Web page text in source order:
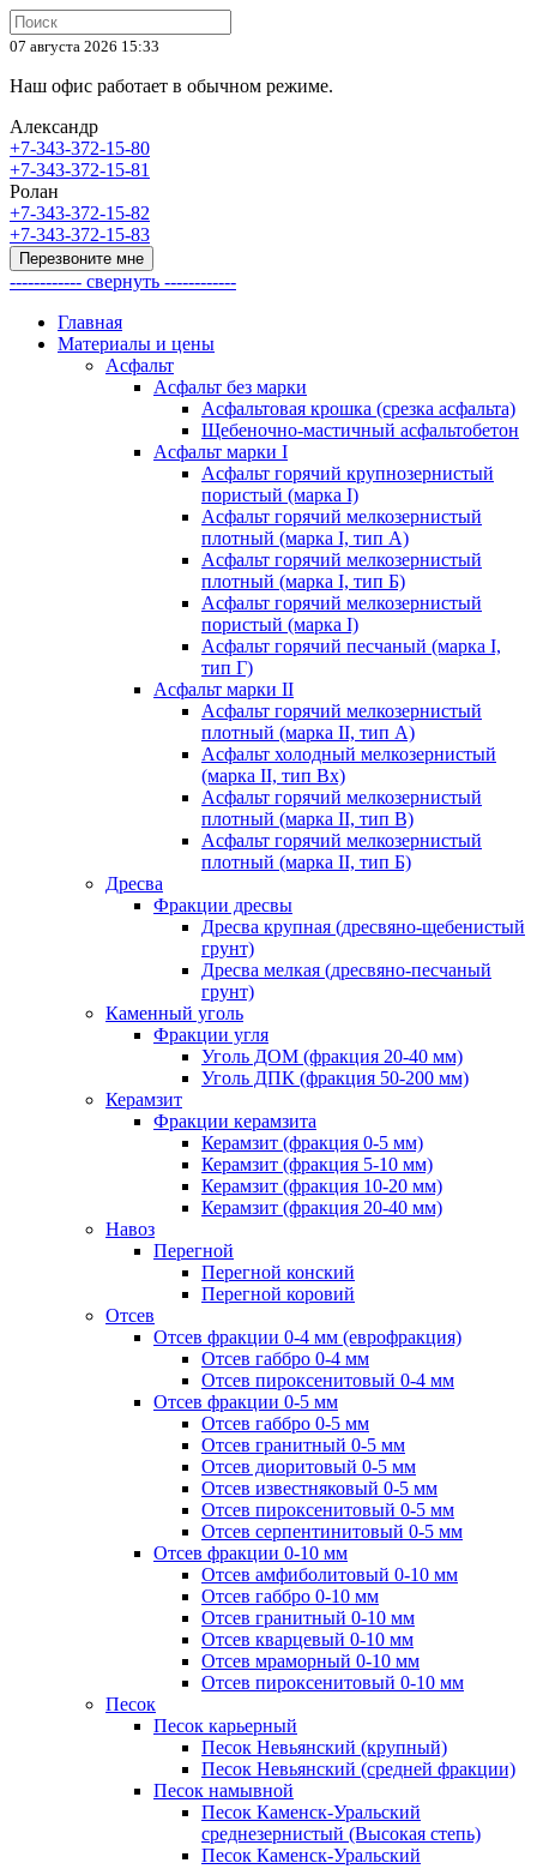
07 августа 2026 15:33
Наш офис работает в обычном режиме.
Александр
+7-343-372-15-80
+7-343-372-15-81
Ролан
+7-343-372-15-82
+7-343-372-15-83
Перезвоните мне
------------ свернуть ------------
Главная
Материалы и цены
Асфальт
Асфальт без марки
Асфальтовая крошка (срезка асфальта)
Щебеночно-мастичный асфальтобетон
Асфальт марки I
Асфальт горячий крупнозернистый
пористый (марка I)
Асфальт горячий мелкозернистый
плотный (марка I, тип А)
Асфальт горячий мелкозернистый
плотный (марка I, тип Б)
Асфальт горячий мелкозернистый
пористый (марка I)
Асфальт горячий песчаный (марка I,
тип Г)
Асфальт марки II
Асфальт горячий мелкозернистый
плотный (марка II, тип А)
Асфальт холодный мелкозернистый
(марка II, тип Вх)
Асфальт горячий мелкозернистый
плотный (марка II, тип В)
Асфальт горячий мелкозернистый
плотный (марка II, тип Б)
Дресва
Фракции дресвы
Дресва крупная (дресвяно-щебенистый
грунт)
Дресва мелкая (дресвяно-песчаный
грунт)
Каменный уголь
Фракции угля
Уголь ДОМ (фракция 20-40 мм)
Уголь ДПК (фракция 50-200 мм)
Керамзит
Фракции керамзита
Керамзит (фракция 0-5 мм)
Керамзит (фракция 5-10 мм)
Керамзит (фракция 10-20 мм)
Керамзит (фракция 20-40 мм)
Навоз
Перегной
Перегной конский
Перегной коровий
Отсев
Отсев фракции 0-4 мм (еврофракция)
Отсев габбро 0-4 мм
Отсев пироксенитовый 0-4 мм
Отсев фракции 0-5 мм
Отсев габбро 0-5 мм
Отсев гранитный 0-5 мм
Отсев диоритовый 0-5 мм
Отсев известняковый 0-5 мм
Отсев пироксенитовый 0-5 мм
Отсев серпентинитовый 0-5 мм
Отсев фракции 0-10 мм
Отсев амфиболитовый 0-10 мм
Отсев габбро 0-10 мм
Отсев гранитный 0-10 мм
Отсев кварцевый 0-10 мм
Отсев мраморный 0-10 мм
Отсев пироксенитовый 0-10 мм
Песок
Песок карьерный
Песок Невьянский (крупный)
Песок Невьянский (средней фракции)
Песок намывной
Песок Каменск-Уральский
среднезернистый (Высокая степь)
Песок Каменск-Уральский